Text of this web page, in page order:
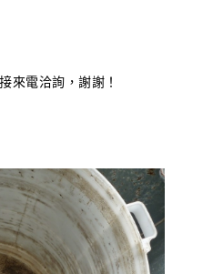
來電洽詢，謝謝！